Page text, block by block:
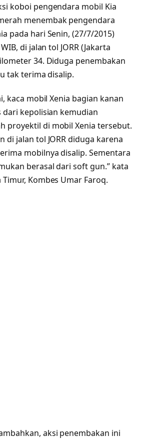
koboi pengendara mobil Kia
menembak pengendara
pada hari Senin, (27/7/2015)
di jalan tol JORR (Jakarta
34. Diduga penembakan
tak terima disalip.
kaca mobil Xenia bagian kanan
dari kepolisian kemudian
proyektil di mobil Xenia tersebut.
di jalan tol JORR diduga karena
mobilnya disalip. Sementara
berasal dari soft gun.” kata
Kombes Umar Faroq.
aksi penembakan ini